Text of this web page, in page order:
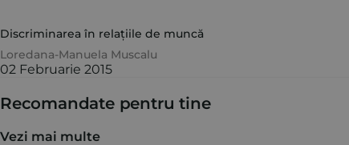
Discriminarea în relațiile de muncă
Loredana-Manuela Muscalu
02 Februarie 2015
Recomandate pentru tine
Vezi mai multe